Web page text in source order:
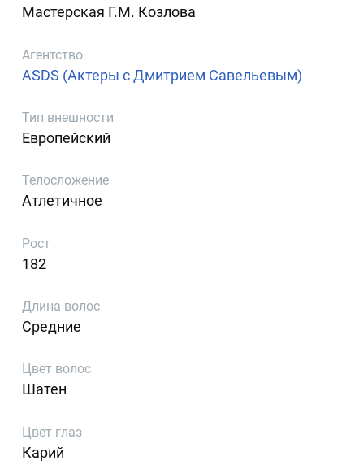
Мастерская Г.М. Козлова
Агентство
ASDS (Актеры с Дмитрием Савельевым)
Тип внешности
Европейский
Телосложение
Атлетичное
Рост
182
Длина волос
Средние
Цвет волос
Шатен
Цвет глаз
Карий